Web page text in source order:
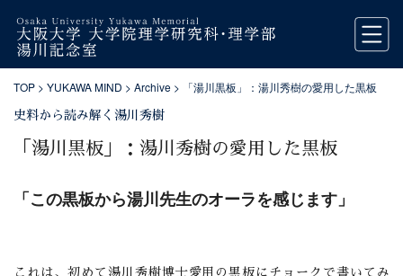
TOP > YUKAWA MIND > Archive > 「湯川黒板」：湯川秀樹の愛用した黒板
史料から読み解く湯川秀樹
「湯川黒板」：湯川秀樹の愛用した黒板
「この黒板から湯川先生のオーラを感じます」
これは、初めて湯川秀樹博士愛用の黒板にチョークで書いてみ